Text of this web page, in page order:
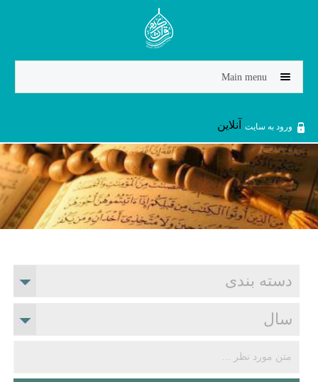
Jump to navigation
Main menu
ورود به سایت آنلاین